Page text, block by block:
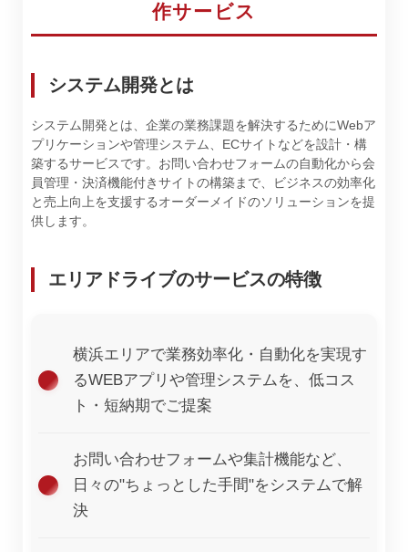
作サービス
システム開発とは
システム開発とは、企業の業務課題を解決するためにWebア
プリケーションや管理システム、ECサイトなどを設計・構
築するサービスです。お問い合わせフォームの自動化から会
員管理・決済機能付きサイトの構築まで、ビジネスの効率化
と売上向上を支援するオーダーメイドのソリューションを提
供します。
エリアドライブのサービスの特徴
横浜エリアで業務効率化・自動化を実現す
るWEBアプリや管理システムを、低コス
ト・短納期でご提案
お問い合わせフォームや集計機能など、
日々の"ちょっとした手間"をシステムで解
決